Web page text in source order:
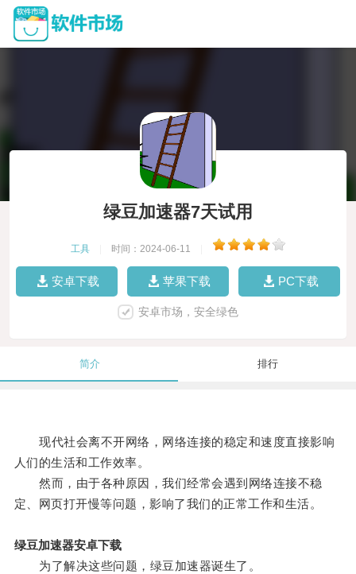
绿豆加速器7天试用
工具 时间：2024-06-11
安卓下载 苹果下载 PC下载
安卓市场，安全绿色
简介 排行
现代社会离不开网络，网络连接的稳定和速度直接影响
人们的生活和工作效率。
然而，由于各种原因，我们经常会遇到网络连接不稳
定、网页打开慢等问题，影响了我们的正常工作和生活。
绿豆加速器安卓下载
为了解决这些问题，绿豆加速器诞生了。